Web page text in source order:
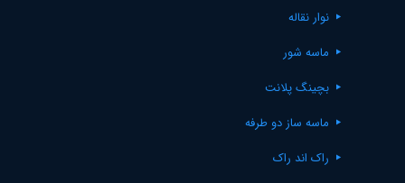
نوار نقاله
ماسه شور
بچینگ پلانت
ماسه ساز دو طرفه
راک اند راک